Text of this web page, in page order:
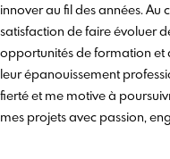
innover au fil des années. Au
satisfaction de faire évoluer
opportunités de formation et
leur épanouissement
fierté et me motive à
mes projets avec passion,